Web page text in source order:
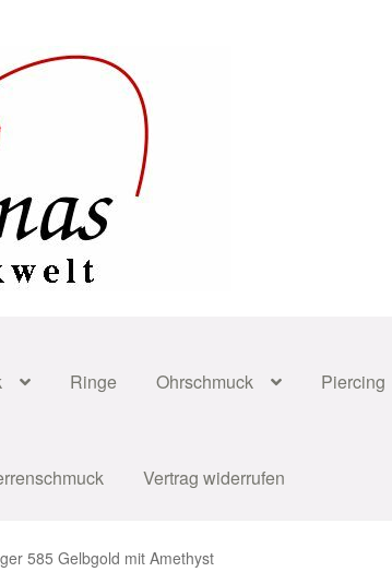
Ringe Ohrschmuck Piercing
Vertrag widerrufen
zu Ostern 2023 Geschenke zu Ostern 2024
585 Gelbgold mit Amethyst